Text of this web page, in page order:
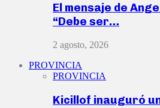
El mensaje de
“Debe ser…
2 agosto, 2026
PROVINCIA
PROVINCIA
Kicillof inauguró